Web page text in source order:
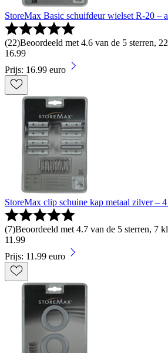
StoreMax Basic schuifdeur wielset R-20 –
(22)Beoordeeld met 4.6 van de 5 sterren,
16.99
Prijs: 16.99 euro
StoreMax clip schuine kap metaal zilver –
(7)Beoordeeld met 4.7 van de 5 sterren, 7
11 .99
Prijs: 11.99 euro